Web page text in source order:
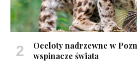
Oceloty nadrzewne w
wspinacze świata